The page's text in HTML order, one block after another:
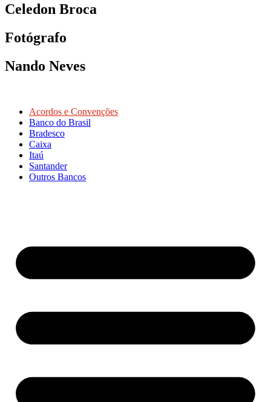
Celedon Broca
Fotógrafo
Nando Neves
Acordos e Convenções
Banco do Brasil
Bradesco
Caixa
Itaú
Santander
Outros Bancos